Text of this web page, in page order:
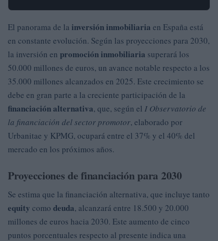
El panorama de la inversión inmobiliaria en España está
en constante evolución. Según las proyecciones para 2030,
la inversión en promoción inmobiliaria superará los
50.000 millones de euros, un avance notable respecto a los
35.000 millones alcanzados en 2025. Este crecimiento se
debe en gran parte a la creciente participación de la
financiación alternativa, que, según el I Observatorio de
la financiación del sector promotor, elaborado por
Urbanitae y KPMG, ocupará entre el 37% y el 40% del
mercado en los próximos años.
Proyecciones de financiación para 2030
Se estima que la financiación alternativa, que incluye tanto
equity como deuda, alcanzará entre 18.500 y 20.000
millones de euros hacia 2030. Este aumento de cinco
puntos porcentuales respecto al presente indica una